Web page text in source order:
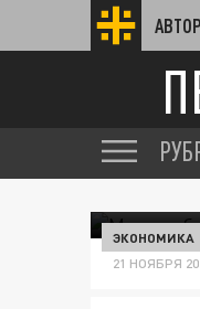
ЭКОНОМИКА
21 НОЯБРЯ